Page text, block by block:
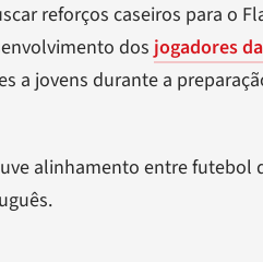
reforços caseiros para o
dos jogadores
a jovens durante a
alinhamento entre futebol